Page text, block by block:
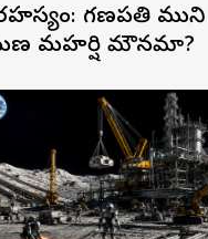
గణపతి ముని
మహర్షి మౌనమా?